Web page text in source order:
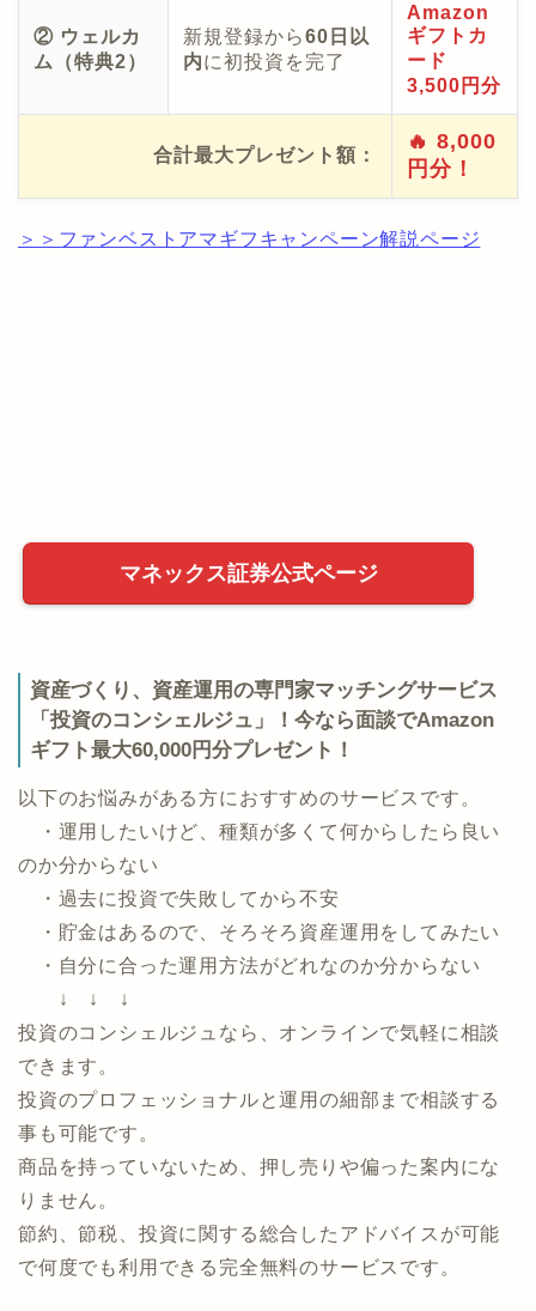
② ウェルカ
ム（特典2）
新規登録から60日以
内に初投資を完了
Amazon
ギフトカ
ード
3,500円分
合計最大プレゼント額：
🔥 8,000
円分！
＞＞ファンベストアマギフキャンペーン解説ページ
マネックス証券公式ページ
資産づくり、資産運用の専門家マッチングサービス
「投資のコンシェルジュ」！今なら面談でAmazon
ギフト最大60,000円分プレゼント！
以下のお悩みがある方におすすめのサービスです。
・運用したいけど、種類が多くて何からしたら良い
・過去に投資で失敗してから不安
・自分に合った運用方法がどれなのか分からない
↓ ↓ ↓
投資のコンシェルジュなら、オンラインで気軽に相談
投資のプロフェッショナルと運用の細部まで相談する
事も可能です。